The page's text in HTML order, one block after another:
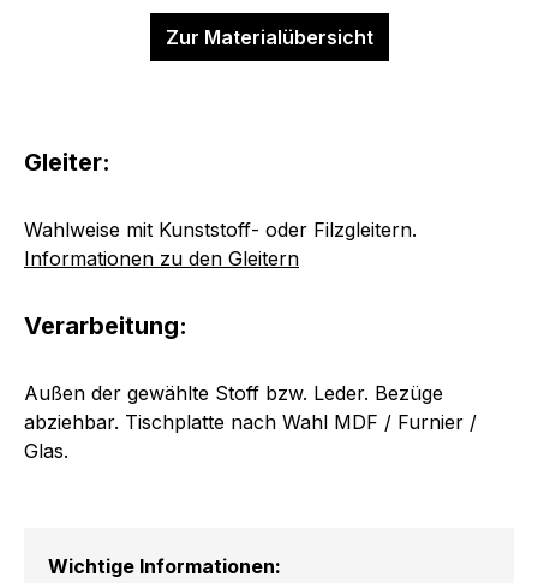
Zur Materialübersicht
Gleiter:
Wahlweise mit Kunststoff- oder Filzgleitern.
Informationen zu den Gleitern
Verarbeitung:
Außen der gewählte Stoff bzw. Leder. Bezüge
abziehbar. Tischplatte nach Wahl MDF / Furnier /
Glas.
Wichtige Informationen: